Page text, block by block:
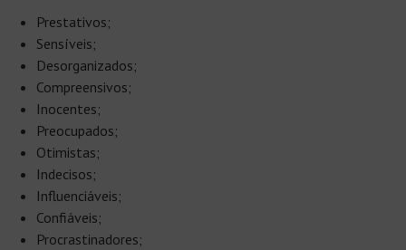
Prestativos;
Sensíveis;
Desorganizados;
Compreensivos;
Inocentes;
Preocupados;
Otimistas;
Indecisos;
Influenciáveis;
Confiáveis;
Procrastinadores;